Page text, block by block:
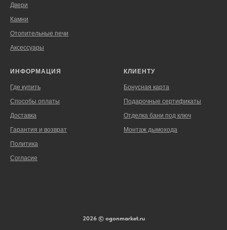
Двери
Камни
Отопительные печи
Аксессуары
ИНФОРМАЦИЯ
Где купить
Способы оплаты
Доставка
Гарантия и возврат
Политика
Согласие
КЛИЕНТУ
Бонусная карта
Подарочные сертификаты
Отделка бани под ключ
Монтаж дымохода
2026 © ogonmarket.ru